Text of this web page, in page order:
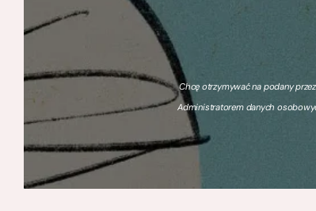
Chcę otrzymywać na podany
Administratorem danych